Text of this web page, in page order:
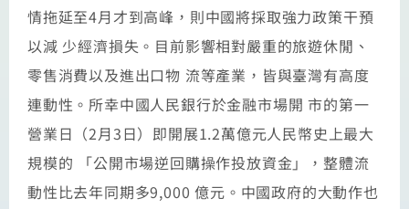
情拖延至4月才到高峰，則中國將採取強力政策干預
以減 少經濟損失。目前影響相對嚴重的旅遊休閒、
零售消費以及進出口物 流等產業，皆與臺灣有高度
連動性。所幸中國人民銀行於金融市場開 市的第一
營業日（2月3日）即開展1.2萬億元人民幣史上最大
規模的 「公開市場逆回購操作投放資金」，整體流
動性比去年同期多9,000 億元。中國政府的大動作也